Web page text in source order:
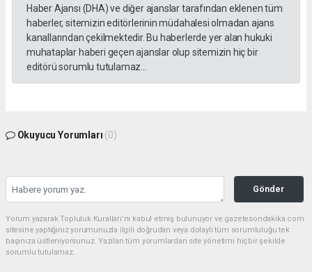
Haber Ajansı (DHA) ve diğer ajanslar tarafından eklenen tüm
haberler, sitemizin editörlerinin müdahalesi olmadan ajans
kanallarından çekilmektedir. Bu haberlerde yer alan hukuki
muhataplar haberi geçen ajanslar olup sitemizin hiç bir
editörü sorumlu tutulamaz...
Okuyucu Yorumları (0)
Gönder
Yorum yazarak Topluluk Kuralları’nı kabul etmiş bulunuyor ve gazetesondakika.com
sitesine yaptığınız yorumunuzla ilgili doğrudan veya dolaylı tüm sorumluluğu tek
başınıza üstleniyorsunuz. Yazılan tüm yorumlardan site yönetimi hiçbir şekilde
sorumlu tutulamaz.